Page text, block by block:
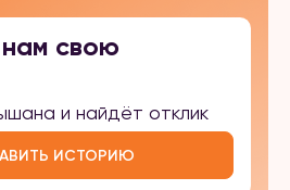
свою
и найдёт отклик
ИСТОРИЮ